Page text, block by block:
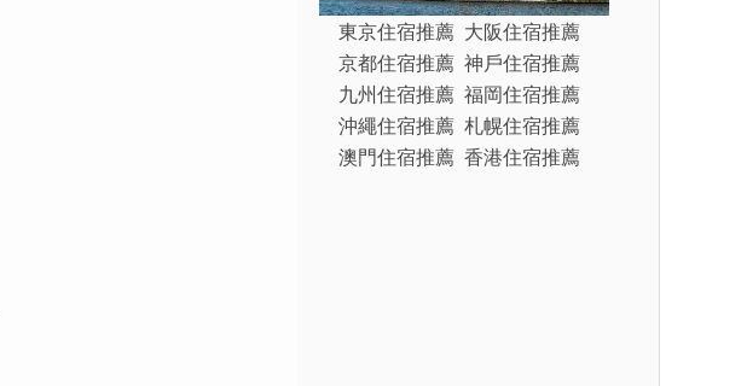
東京住宿推薦 大阪住宿推薦
京都住宿推薦 神戶住宿推薦
九州住宿推薦 福岡住宿推薦
沖繩住宿推薦 札幌住宿推薦
澳門住宿推薦 香港住宿推薦